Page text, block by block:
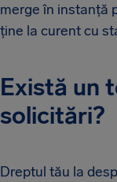
merge în instanță
ține la curent cu
Există un
solicitări?
Dreptul tău la